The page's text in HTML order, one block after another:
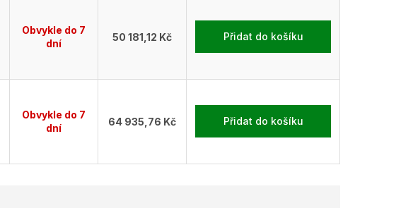
Obvykle do 7
dní
50 181,12 Kč Přidat do košíku
Obvykle do 7
dní
64 935,76 Kč Přidat do košíku